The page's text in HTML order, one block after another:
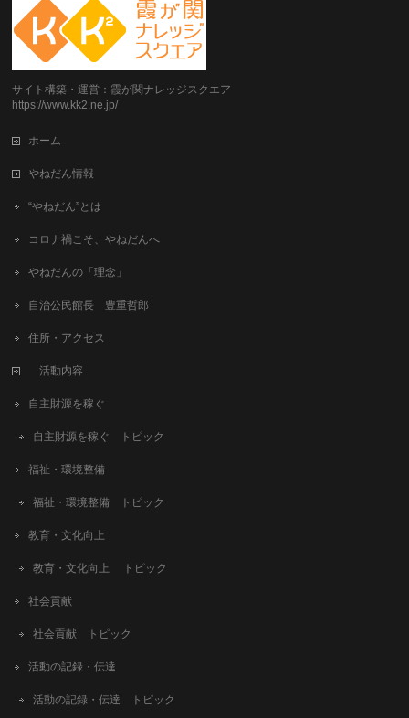
サイト構築・運営：霞が関ナレッジスクエア
https://www.kk2.ne.jp/
ホーム
やねだん情報
“やねだん”とは
コロナ禍こそ、やねだんへ
やねだんの「理念」
自治公民館長 豊重哲郎
住所・アクセス
活動内容
自主財源を稼ぐ
自主財源を稼ぐ トピック
福祉・環境整備
福祉・環境整備 トピック
教育・文化向上
教育・文化向上 トピック
社会貢献
社会貢献 トピック
活動の記録・伝達
活動の記録・伝達 トピック